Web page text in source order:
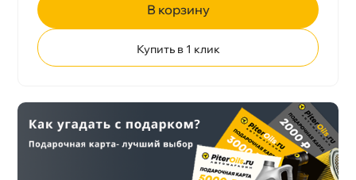
корзину
Купить в 1 клик